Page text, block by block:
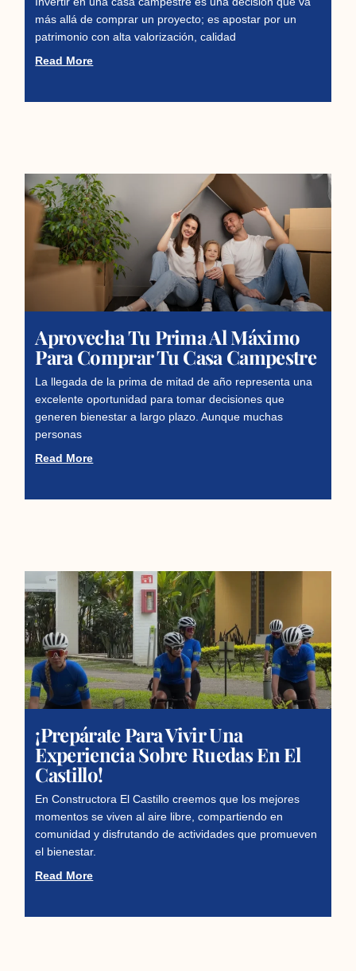
más allá de comprar un proyecto; es apostar por un
patrimonio con alta valorización, calidad
Read More
Aprovecha Tu Prima Al Máximo
Para Comprar Tu Casa Campestre
La llegada de la prima de mitad de año representa una
excelente oportunidad para tomar decisiones que
generen bienestar a largo plazo. Aunque muchas
personas
Read More
¡Prepárate Para Vivir Una
Experiencia Sobre Ruedas En El
Castillo!
En Constructora El Castillo creemos que los mejores
momentos se viven al aire libre, compartiendo en
comunidad y disfrutando de actividades que promueven
el bienestar.
Read More